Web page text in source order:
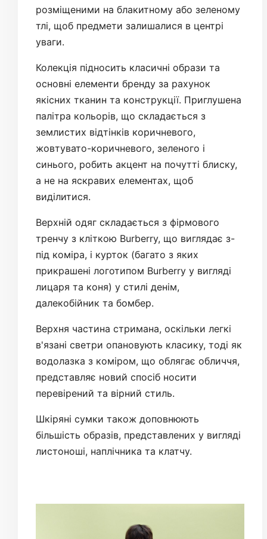
розміщеними на блакитному або зеленому
тлі, щоб предмети залишалися в центрі
уваги.
Колекція підносить класичні образи та
основні елементи бренду за рахунок
якісних тканин та конструкції. Приглушена
палітра кольорів, що складається з
землистих відтінків коричневого,
жовтувато-коричневого, зеленого і
синього, робить акцент на почутті блиску,
а не на яскравих елементах, щоб
виділитися.
Верхній одяг складається з фірмового
тренчу з кліткою Burberry, що виглядає з-
під коміра, і курток (багато з яких
прикрашені логотипом Burberry у вигляді
лицаря та коня) у стилі денім,
далекобійник та бомбер.
Верхня частина стримана, оскільки легкі
в'язані светри опановують класику, тоді як
водолазка з коміром, що облягає обличчя,
представляє новий спосіб носити
перевірений та вірний стиль.
Шкіряні сумки також доповнюють
більшість образів, представлених у вигляді
листоноші, наплічника та клатчу.